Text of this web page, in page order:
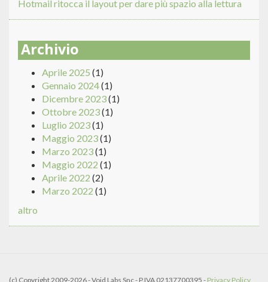
Hotmail ritocca il layout per dare più spazio alla lettura
Archivio
Aprile 2025 (1)
Gennaio 2024(1)
Dicembre 2023(1)
Ottobre 2023(1)
Luglio 2023(1)
Maggio 2023(1)
Marzo 2023(1)
Maggio 2022 (1)
Aprile 2022 (2)
Marzo 2022 (1)
altro
(c) Copyright 2009-2026 - Void Labs Snc - P.IVA 02137700395 - Privacy Policy